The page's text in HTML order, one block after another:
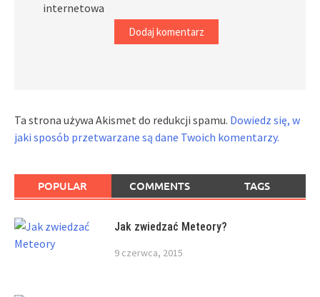
internetowa
Ta strona używa Akismet do redukcji spamu. Dowiedz się, w
jaki sposób przetwarzane są dane Twoich komentarzy.
POPULAR COMMENTS TAGS
Jak zwiedzać Meteory?
9 czerwca, 2015